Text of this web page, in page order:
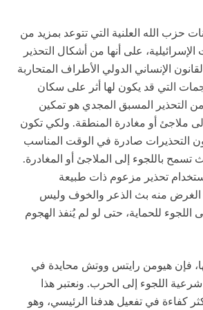
حزب الله العلنية التي تتوعد بمزيد من
على أنها من أشكال التحذير
الإنساني الدولي الأطراف المتحاربة
التي قد يكون لها أثر على سكان
التحذير المسبق المجدي هو تمكين
ملاجئ أو مغادرة المنطقة. ولكي تكون
التحذيرات صادرة في الوقت المناسب
باللجوء إلى الملاجئ أو المغادرة.
تحذير مزعوم ذات طبيعة
منه بث الذعر والخوف وليس
اللجوء للحماية، حتى لو لم يُنفذ الهجوم
فإن هيومن رايتس ووتش محايدة في
اللجوء إلى الحرب. ونعتبر هذا
كفاءة في تفعيل هدفنا الرئيسي، وهو